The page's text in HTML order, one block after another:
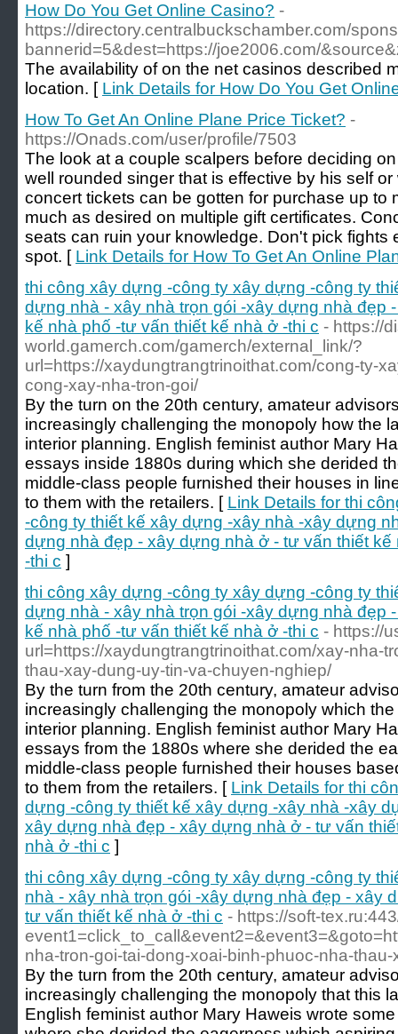
How Do You Get Online Casino? -
https://directory.centralbuckschamber.com/
bannerid=5&dest=https://joe2006.com/
The availability of on the net casinos described
location. [ Link Details for How Do You Get
How To Get An Online Plane Price Ticket? -
https://Onads.com/user/profile/7503
The look at a couple scalpers before deciding
well rounded singer that is effective by his self
concert tickets can be gotten for purchase up to
much as desired on multiple gift certificates.
seats can ruin your knowledge. Don't pick fights
spot. [ Link Details for How To Get An Online
thi công xây dựng -công ty xây dựng -công ty
dựng nhà - xây nhà trọn gói -xây dựng nhà đẹp
kế nhà phố -tư vấn thiết kế nhà ở -thi c - https://
world.gamerch.com/gamerch/external_link/?
url=https://xaydungtrangtrinoithat.com/cong-ty-
cong-xay-nha-tron-goi/
By the turn on the 20th century, amateur
increasingly challenging the monopoly how the
interior planning. English feminist author Mary
essays inside 1880s during which she derided
middle-class people furnished their houses in
to them with the retailers. [ Link Details for thi
-công ty thiết kế xây dựng -xây nhà -xây dựng
dựng nhà đẹp - xây dựng nhà ở - tư vấn thiết
-thi c ]
thi công xây dựng -công ty xây dựng -công ty
dựng nhà - xây nhà trọn gói -xây dựng nhà đẹp
kế nhà phố -tư vấn thiết kế nhà ở -thi c - https://
url=https://xaydungtrangtrinoithat.com/xay-nha-
thau-xay-dung-uy-tin-va-chuyen-nghiep/
By the turn from the 20th century, amateur
increasingly challenging the monopoly which
interior planning. English feminist author Mary
essays from the 1880s where she derided the
middle-class people furnished their houses
to them from the retailers. [ Link Details for thi
dựng -công ty thiết kế xây dựng -xây nhà -xây
xây dựng nhà đẹp - xây dựng nhà ở - tư vấn
nhà ở -thi c ]
thi công xây dựng -công ty xây dựng -công ty
nhà - xây nhà trọn gói -xây dựng nhà đẹp - xây
tư vấn thiết kế nhà ở -thi c - https://soft-
nha-tron-goi-tai-dong-xoai-binh-phuoc-nha-
By the turn from the 20th century, amateur
increasingly challenging the monopoly that this
English feminist author Mary Haweis wrote